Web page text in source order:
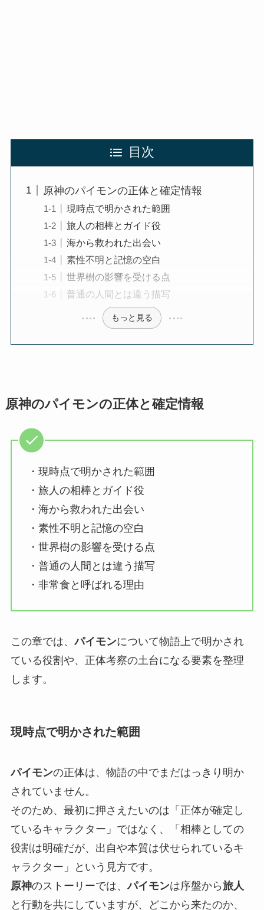
目次
原神のパイモンの正体と確定情報
現時点で明かされた範囲
旅人の相棒とガイド役
海から救われた出会い
素性不明と記憶の空白
世界樹の影響を受ける点
普通の人間とは違う描写
もっと見る
原神のパイモンの正体と確定情報
・現時点で明かされた範囲
・旅人の相棒とガイド役
・海から救われた出会い
・素性不明と記憶の空白
・世界樹の影響を受ける点
・普通の人間とは違う描写
・非常食と呼ばれる理由
この章では、パイモンについて物語上で明かされ
ている役割や、正体考察の土台になる要素を整理
します。
現時点で明かされた範囲
パイモンの正体は、物語の中でまだはっきり明か
されていません。
そのため、最初に押さえたいのは「正体が確定し
ているキャラクター」ではなく、「相棒としての
役割は明確だが、出自や本質は伏せられているキ
ャラクター」という見方です。
原神のストーリーでは、パイモンは序盤から旅人
と行動を共にしていますが、どこから来たのか、